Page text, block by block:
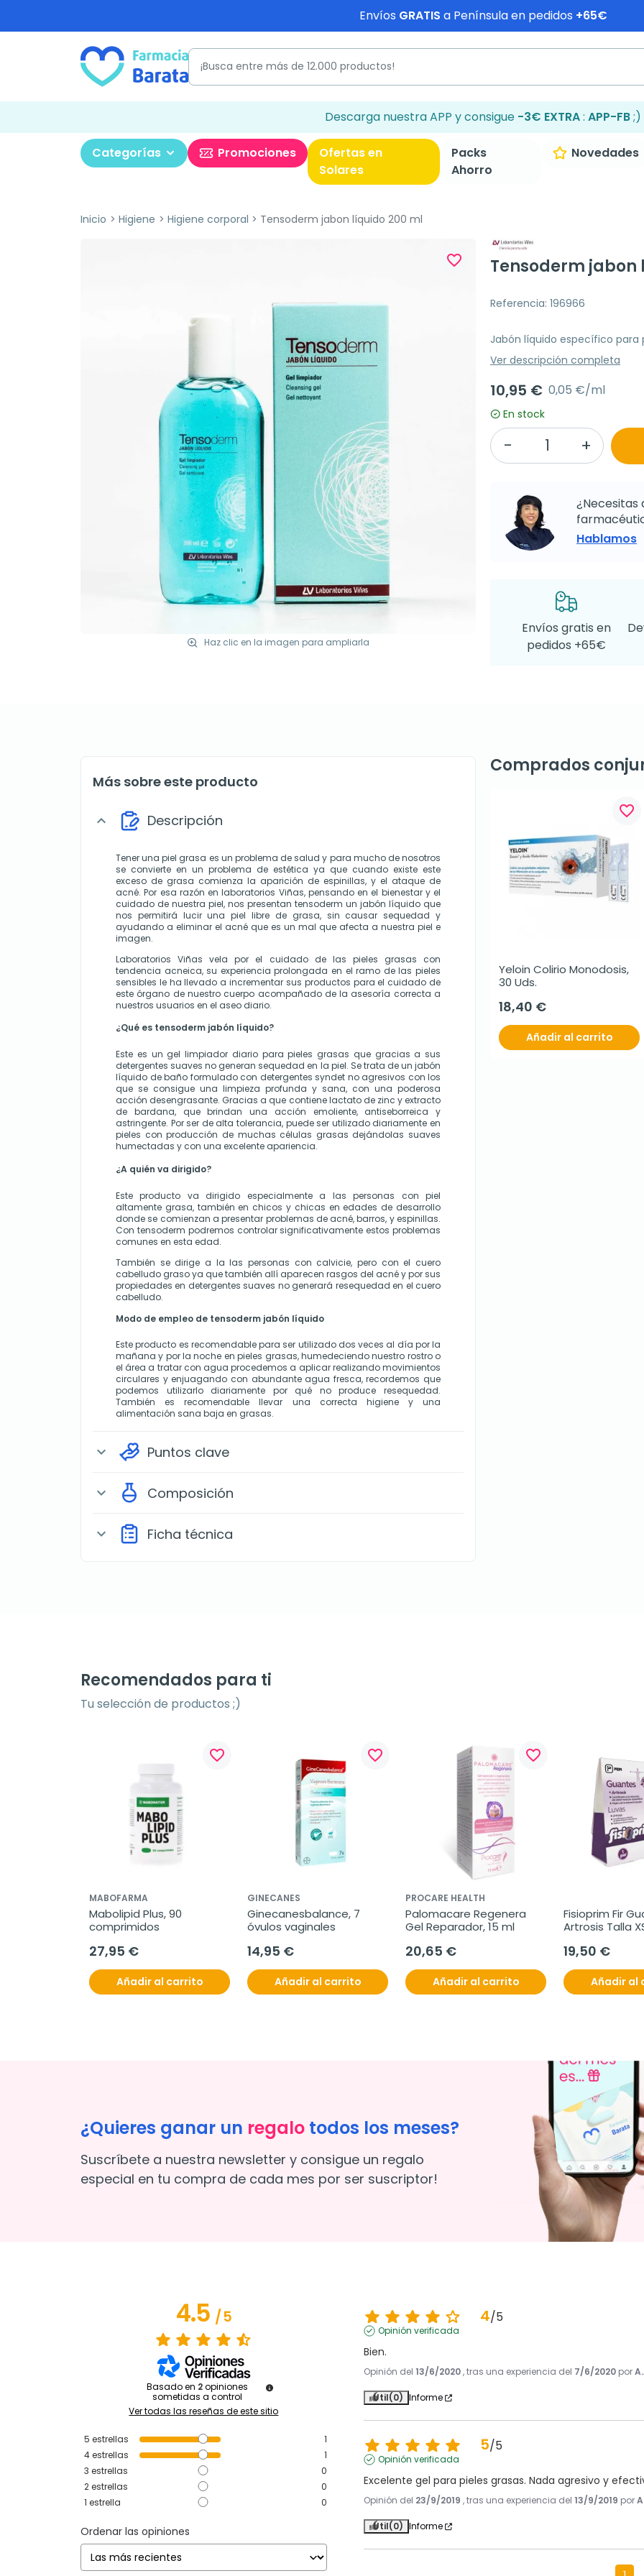
Envíos GRATIS a Península en pedidos +65€
Descarga nuestra APP y consigue -3€ EXTRA: APP-FB;)
Categorías Promociones
Ofertas en
Solares
Packs
Ahorro
Novedades
Inicio Higiene Higiene corporal Tensoderm jabon líquido 200 ml
Haz clic en la imagen para ampliarla
favorite_border Tensoderm jabon
Referencia: 196966
Jabón líquido específico
Ver descripción completa
10,95 € 0,05 €/ml
En stock
¿Necesitas
Hablamos
Envíos gratis en
pedidos +65€
Más sobre este producto
expand_more Descripción
Tener una piel grasa es un problema de salud y para mucho de nosotros
se convierte en un problema de estética ya que cuando existe este
exceso de grasa comienza la aparición de espinillas, y el ataque de
acné. Por esa razón en laboratorios Viñas, pensando en el bienestar y el
cuidado de nuestra piel, nos presentan tensoderm un jabón líquido que
nos permitirá lucir una piel libre de grasa, sin causar sequedad y
ayudando a eliminar el acné que es un mal que afecta a nuestra piel e
imagen.
Laboratorios Viñas vela por el cuidado de las pieles grasas con
tendencia acneica, su experiencia prolongada en el ramo de las pieles
sensibles le ha llevado a incrementar sus productos para el cuidado de
este órgano de nuestro cuerpo acompañado de la asesoría correcta a
nuestros usuarios en el aseo diario.
¿Qué es tensoderm jabón líquido?
Este es un gel limpiador diario para pieles grasas que gracias a sus
detergentes suaves no generan sequedad en la piel. Se trata de un jabón
líquido de baño formulado con detergentes syndet no agresivos con los
que se consigue una limpieza profunda y sana, con una poderosa
acción desengrasante. Gracias a que contiene lactato de zinc y extracto
de bardana, que brindan una acción emoliente, antiseborreica y
astringente. Por ser de alta tolerancia, puede ser utilizado diariamente en
pieles con producción de muchas células grasas dejándolas suaves
humectadas y con una excelente apariencia.
¿A quién va dirigido?
Este producto va dirigido especialmente a las personas con piel
altamente grasa, también en chicos y chicas en edades de desarrollo
donde se comienzan a presentar problemas de acné, barros, y espinillas.
Con tensoderm podremos controlar significativamente estos problemas
comunes en esta edad.
También se dirige a la las personas con calvicie, pero con el cuero
cabelludo graso ya que también allí aparecen rasgos del acné y por sus
propiedades en detergentes suaves no generará resequedad en el cuero
cabelludo.
Modo de empleo de tensoderm jabón líquido
Este producto es recomendable para ser utilizado dos veces al día por la
mañana y por la noche en pieles grasas, humedeciendo nuestro rostro o
el área a tratar con agua procedemos a aplicar realizando movimientos
circulares y enjuagando con abundante agua fresca, recordemos que
podemos utilizarlo diariamente por qué no produce resequedad.
También es recomendable llevar una correcta higiene y una
alimentación sana baja en grasas.
expand_more Puntos clave
expand_more Composición
expand_more Ficha técnica
Comprados
favorite_border
Yeloin Colirio Monodosis,
30 Uds.
18,40 €
Añadir al carrito
Recomendados para ti
Tu selección de productos ;)
favorite_border
MABOFARMA
Mabolipid Plus, 90
comprimidos
27,95 €
Añadir al carrito
favorite_border
GINECANES
Ginecanesbalance, 7
óvulos vaginales
14,95 €
Añadir al carrito
favorite_border
PROCARE HEALTH
Palomacare Regenera
Gel Reparador, 15 ml
20,65 €
Añadir al carrito
Fisioprim Fir
Artrosis Talla
19,50 €
Añadir al
¿Quieres ganar un regalo todos los meses?
Suscríbete a nuestra newsletter y consigue un regalo
especial en tu compra de cada mes por ser suscriptor!
4.5/5
Basado en 2opiniones
sometidas a control
Ver todas las reseñas de este sitio
5 estrellas
1
4estrellas
1
3 estrellas
0
2estrellas
0
1 estrella 0
Ordenar las opiniones
4/5
Opinión verificada
Bien.
Opinión del 13/6/2020, tras una experiencia del 7/6/2020 por
Útil(0) Informe
5/5
Opinión verificada
Excelente gel para pieles grasas. Nada agresivo y
Opinión del 23/9/2019 , tras una experiencia del 13/9/2019 por
Útil(0) Informe